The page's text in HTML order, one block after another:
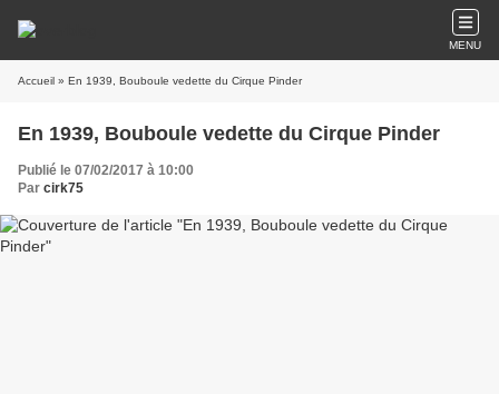
MENU
Accueil » En 1939, Bouboule vedette du Cirque Pinder
En 1939, Bouboule vedette du Cirque Pinder
Publié le 07/02/2017 à 10:00
Par cirk75